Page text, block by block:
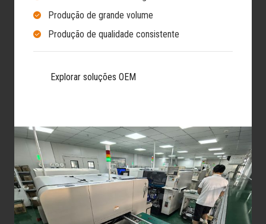
Produção de grande volume
Produção de qualidade consistente
Explorar soluções OEM